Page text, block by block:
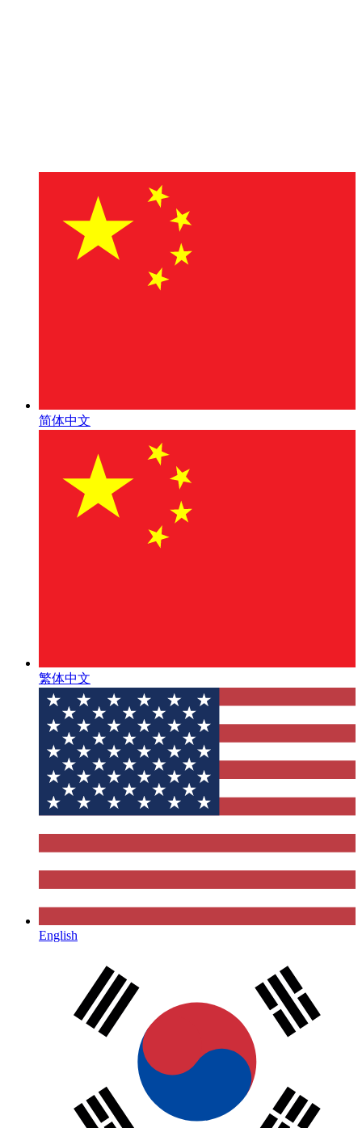
简体中文
繁体中文
English